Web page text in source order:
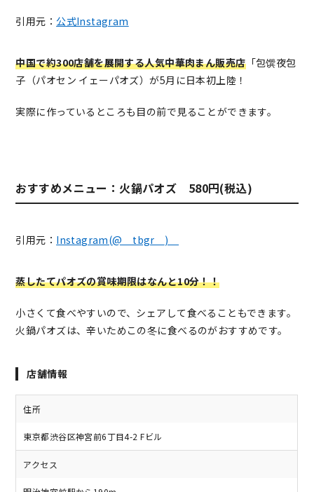
引用元： 公式Instagram
中国で約300店舗を展開する人気中華肉まん販売店「包馔夜包
子（パオセン イェーパオズ）が5月に日本初上陸！
実際に作っているところも目の前で見ることができます。
おすすめメニュー：火鍋パオズ 580円(税込)
引用元： Instagram(@＿tbgr＿)
蒸したてパオズの賞味期限はなんと10分！！
小さくて食べやすいので、シェアして食べることもできます。
火鍋パオズは、辛いためこの冬に食べるのがおすすめです。
店舗情報
住所
東京都渋谷区神宮前6丁目4-2 Fビル
アクセス